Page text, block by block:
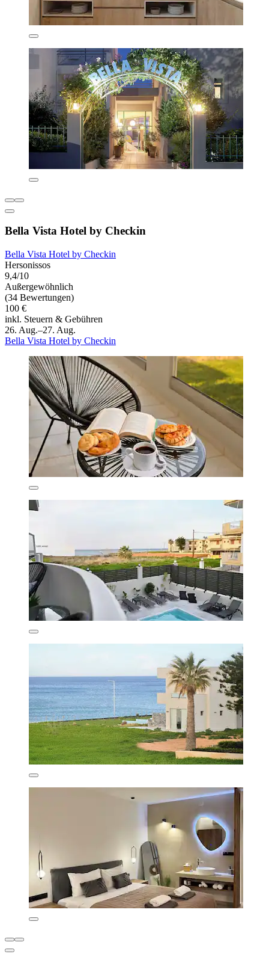
Bella Vista Hotel by Checkin
Bella Vista Hotel by Checkin
Hersonissos
9,4/10
Außergewöhnlich
(34 Bewertungen)
100 €
inkl. Steuern & Gebühren
26. Aug.–27. Aug.
Bella Vista Hotel by Checkin